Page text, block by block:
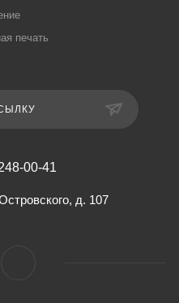
печать
00-41
д. 107